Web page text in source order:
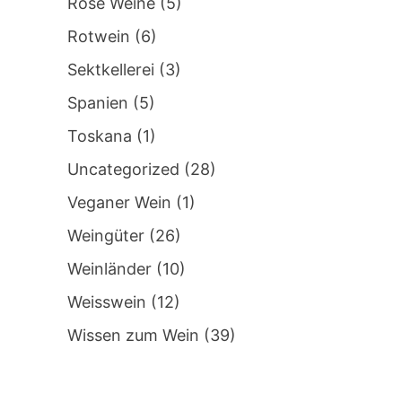
Rotwein (6)
Sektkellerei (3)
Spanien (5)
Toskana (1)
Uncategorized (28)
Veganer Wein (1)
Weingüter(26)
Weinländer(10)
Weisswein (12)
Wissen zum Wein (39)